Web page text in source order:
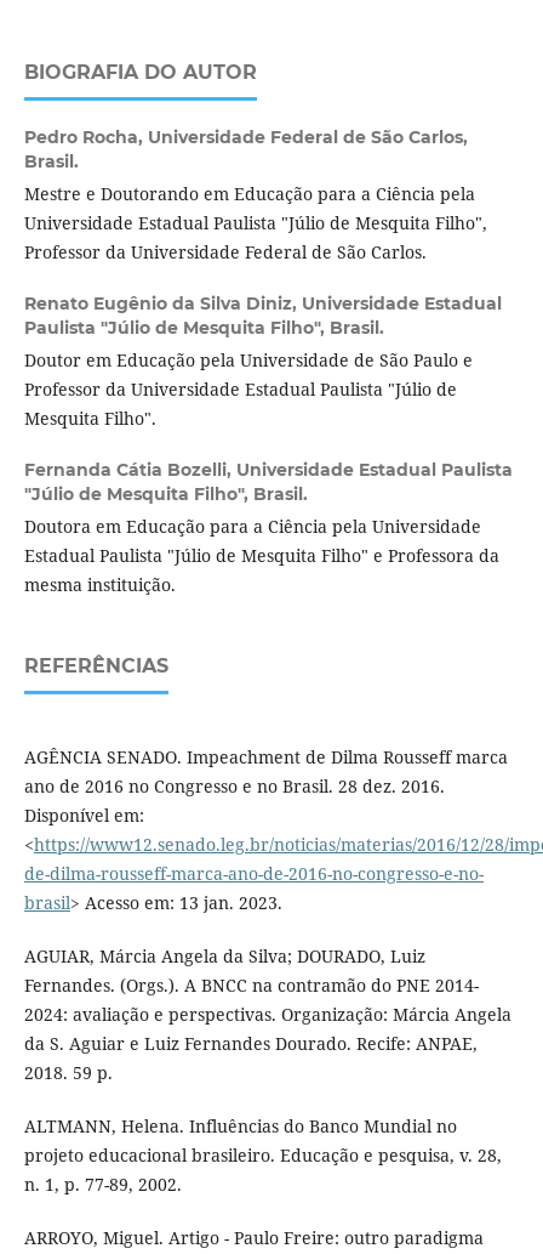
BIOGRAFIA DO AUTOR
Pedro Rocha, Universidade Federal de São Carlos,
Brasil.
Mestre e Doutorando em Educação para a Ciência pela
Universidade Estadual Paulista "Júlio de Mesquita Filho",
Professor da Universidade Federal de São Carlos.
Renato Eugênio da Silva Diniz, Universidade Estadual
Paulista "Júlio de Mesquita Filho", Brasil.
Doutor em Educação pela Universidade de São Paulo e
Professor da Universidade Estadual Paulista "Júlio de
Mesquita Filho".
Fernanda Cátia Bozelli, Universidade Estadual Paulista
"Júlio de Mesquita Filho", Brasil.
Doutora em Educação para a Ciência pela Universidade
Estadual Paulista "Júlio de Mesquita Filho" e Professora da
mesma instituição.
REFERÊNCIAS
AGÊNCIA SENADO. Impeachment de Dilma Rousseff marca
ano de 2016 no Congresso e no Brasil. 28 dez. 2016.
Disponível em:
<https://www12.senado.leg.br/noticias/materias/2016/12/28/
de-dilma-rousseff-marca-ano-de-2016-no-congresso-e-no-
brasil> Acesso em: 13 jan. 2023.
AGUIAR, Márcia Angela da Silva; DOURADO, Luiz
Fernandes. (Orgs.). A BNCC na contramão do PNE 2014-
2024: avaliação e perspectivas. Organização: Márcia Angela
da S. Aguiar e Luiz Fernandes Dourado. Recife: ANPAE,
2018. 59 p.
ALTMANN, Helena. Influências do Banco Mundial no
projeto educacional brasileiro. Educação e pesquisa, v. 28,
n. 1, p. 77-89, 2002.
ARROYO, Miguel. Artigo - Paulo Freire: outro paradigma